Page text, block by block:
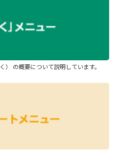
） の概要について説明しています。